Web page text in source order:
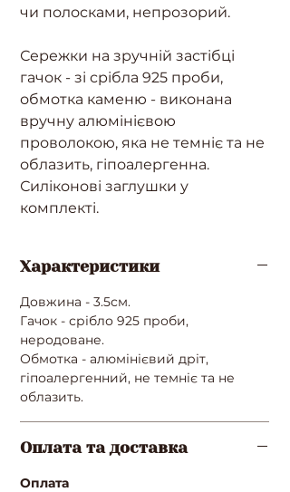
чи полосками, непрозорий.
Сережки на зручній застібці
гачок - зі срібла 925 проби,
обмотка каменю - виконана
вручну алюмінієвою
проволокою, яка не темніє та не
облазить, гіпоалергенна.
Силіконові заглушки у
комплекті.
Характеристики
Довжина - 3.5см.
Гачок - срібло 925 проби,
неродоване.
Обмотка - алюмінієвий дріт,
гіпоалергенний, не темніє та не
облазить.
Оплата та доставка
Оплата